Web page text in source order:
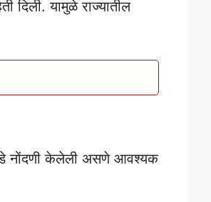
दिली. यामुळे राज्यातील
नोंदणी केलेली असणे आवश्यक